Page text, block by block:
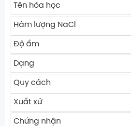
Tên hóa học
Hàm lượng NaCl
Độ ẩm
Dạng
Quy cách
Xuất xứ
Chứng nhận